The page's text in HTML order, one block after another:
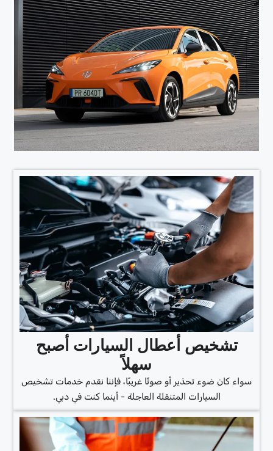
تشخيص أعطال السيارات أصبح
سهلاً
سواء كان ضوء تحذير أو صوتًا غريبًا، فإننا نقدم خدمات تشخيص
السيارات المتنقلة العاجلة - أينما كنت في دبي.